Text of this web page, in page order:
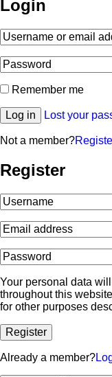
Login
Remember me
Log in Lost your
Not a member?
Register
Your personal data
throughout this
for other purposes
Register
Already a member?